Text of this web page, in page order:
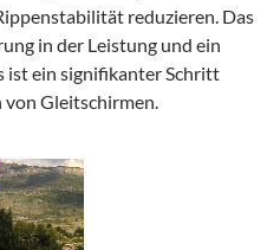
reduzieren. Das
in der Leistung und ein
ist ein signifikanter Schritt
Gleitschirmen.